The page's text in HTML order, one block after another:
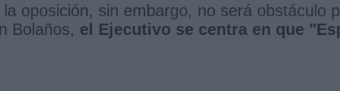
oposición, sin embargo, no será obstáculo
Bolaños, el Ejecutivo se centra en que